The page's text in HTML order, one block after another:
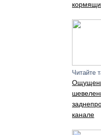
Читайте
канале